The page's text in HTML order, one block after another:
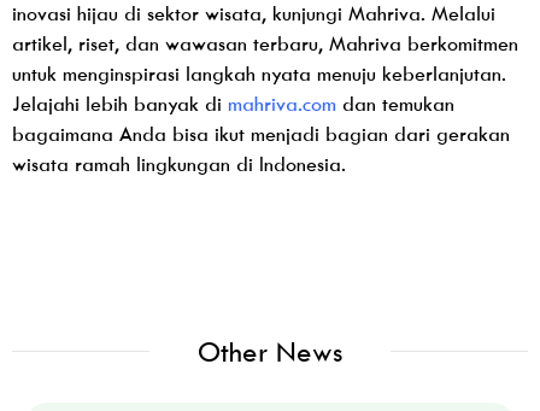
inovasi hijau di sektor wisata, kunjungi Mahriva. Melalui
artikel, riset, dan wawasan terbaru, Mahriva berkomitmen
untuk menginspirasi langkah nyata menuju keberlanjutan.
Jelajahi lebih banyak di mahriva.com dan temukan
bagaimana Anda bisa ikut menjadi bagian dari gerakan
wisata ramah lingkungan di Indonesia.
Other News